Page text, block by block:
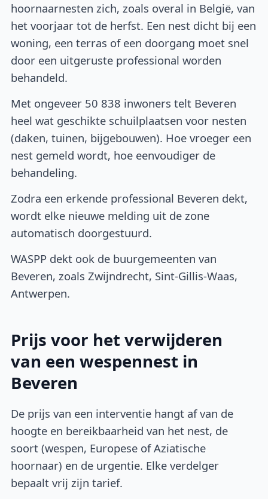
hoornaarnesten zich, zoals overal in België, van
het voorjaar tot de herfst. Een nest dicht bij een
woning, een terras of een doorgang moet snel
door een uitgeruste professional worden
behandeld.
Met ongeveer 50 838 inwoners telt Beveren
heel wat geschikte schuilplaatsen voor nesten
(daken, tuinen, bijgebouwen). Hoe vroeger een
nest gemeld wordt, hoe eenvoudiger de
behandeling.
Zodra een erkende professional Beveren dekt,
wordt elke nieuwe melding uit de zone
automatisch doorgestuurd.
WASPP dekt ook de buurgemeenten van
Beveren, zoals Zwijndrecht, Sint-Gillis-Waas,
Antwerpen.
Prijs voor het verwijderen
van een wespennest in
Beveren
De prijs van een interventie hangt af van de
hoogte en bereikbaarheid van het nest, de
soort (wespen, Europese of Aziatische
hoornaar) en de urgentie. Elke verdelger
bepaalt vrij zijn tarief.